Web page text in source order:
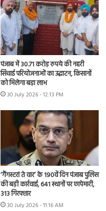
पंजाब में 30.71 करोड़ रुपये की नहरी
सिंचाई परियोजनाओं का उद्घाटन, किसानों
को मिलेगा बड़ा लाभ
30 July 2026 - 12:13 PM
‘गैंगस्टरां ते वार’ के 190वें दिन पंजाब पुलिस
की बड़ी कार्रवाई, 641 स्थानों पर छापेमारी,
313 गिरफ्तार
30 July 2026 - 11:16 AM